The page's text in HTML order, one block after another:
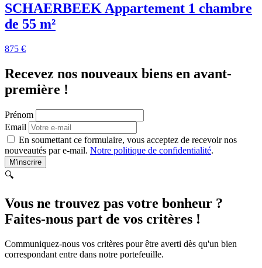
SCHAERBEEKAppartement 1 chambre
de 55 m²
875 €
Recevez nos nouveaux biens en avant-
première !
Prénom
Email
En soumettant ce formulaire, vous acceptez de recevoir nos
nouveautés par e-mail. Notre politique de confidentialité.
M'inscrire
🔍
Vous ne trouvez pas votre bonheur ?
Faites-nous part de vos critères !
Communiquez-nous vos critères pour être averti dès qu'un bien
correspondant entre dans notre portefeuille.